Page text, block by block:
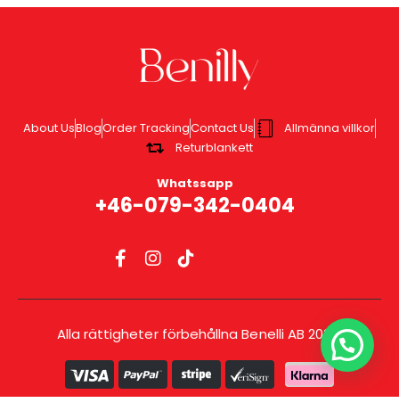
About UsBlogOrder TrackingContact Us
Allmänna villkor
Returblankett
Whatssapp
+46-079-342-0404
Alla rättigheter förbehållna Benelli AB 2025.